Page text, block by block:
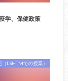
学、保健政策
LSHTMでの授業）